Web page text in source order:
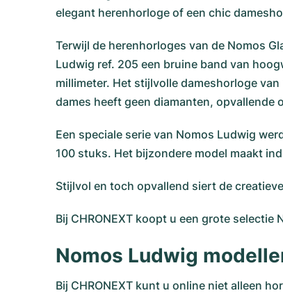
elegant herenhorloge of een chic
Terwijl de herenhorloges van de Nomos
Ludwig ref. 205 een bruine band van
millimeter. Het stijlvolle dameshorloge
dames heeft geen diamanten, opvallende
Een speciale serie van Nomos Ludwig
100 stuks. Het bijzondere model maakt
Stijlvol en toch opvallend siert de
Bij CHRONEXT koopt u een grote
Nomos Ludwig
Bij CHRONEXT kunt u online niet alleen